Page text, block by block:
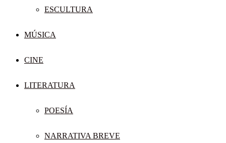
ESCULTURA
MÚSICA
CINE
LITERATURA
POESÍA
NARRATIVA BREVE